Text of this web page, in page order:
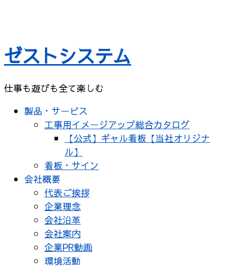
ン
ツ
ス
ゼストシステム
仕事も遊びも全て楽しむ
製品・サービス
工事用イメージアップ総合カタログ
【公式】ギャル看板【当社オリジナ
ル】
看板・サイン
会社概要
代表ご挨拶
企業理念
会社沿革
会社案内
企業PR動画
環境活動